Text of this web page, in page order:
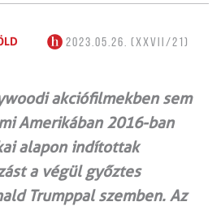
2023.05.26. (XXVII/21)
akciófilmekben sem
Amerikában 2016-ban
alapon indítottak
a végül győztes
Trumppal szemben. Az